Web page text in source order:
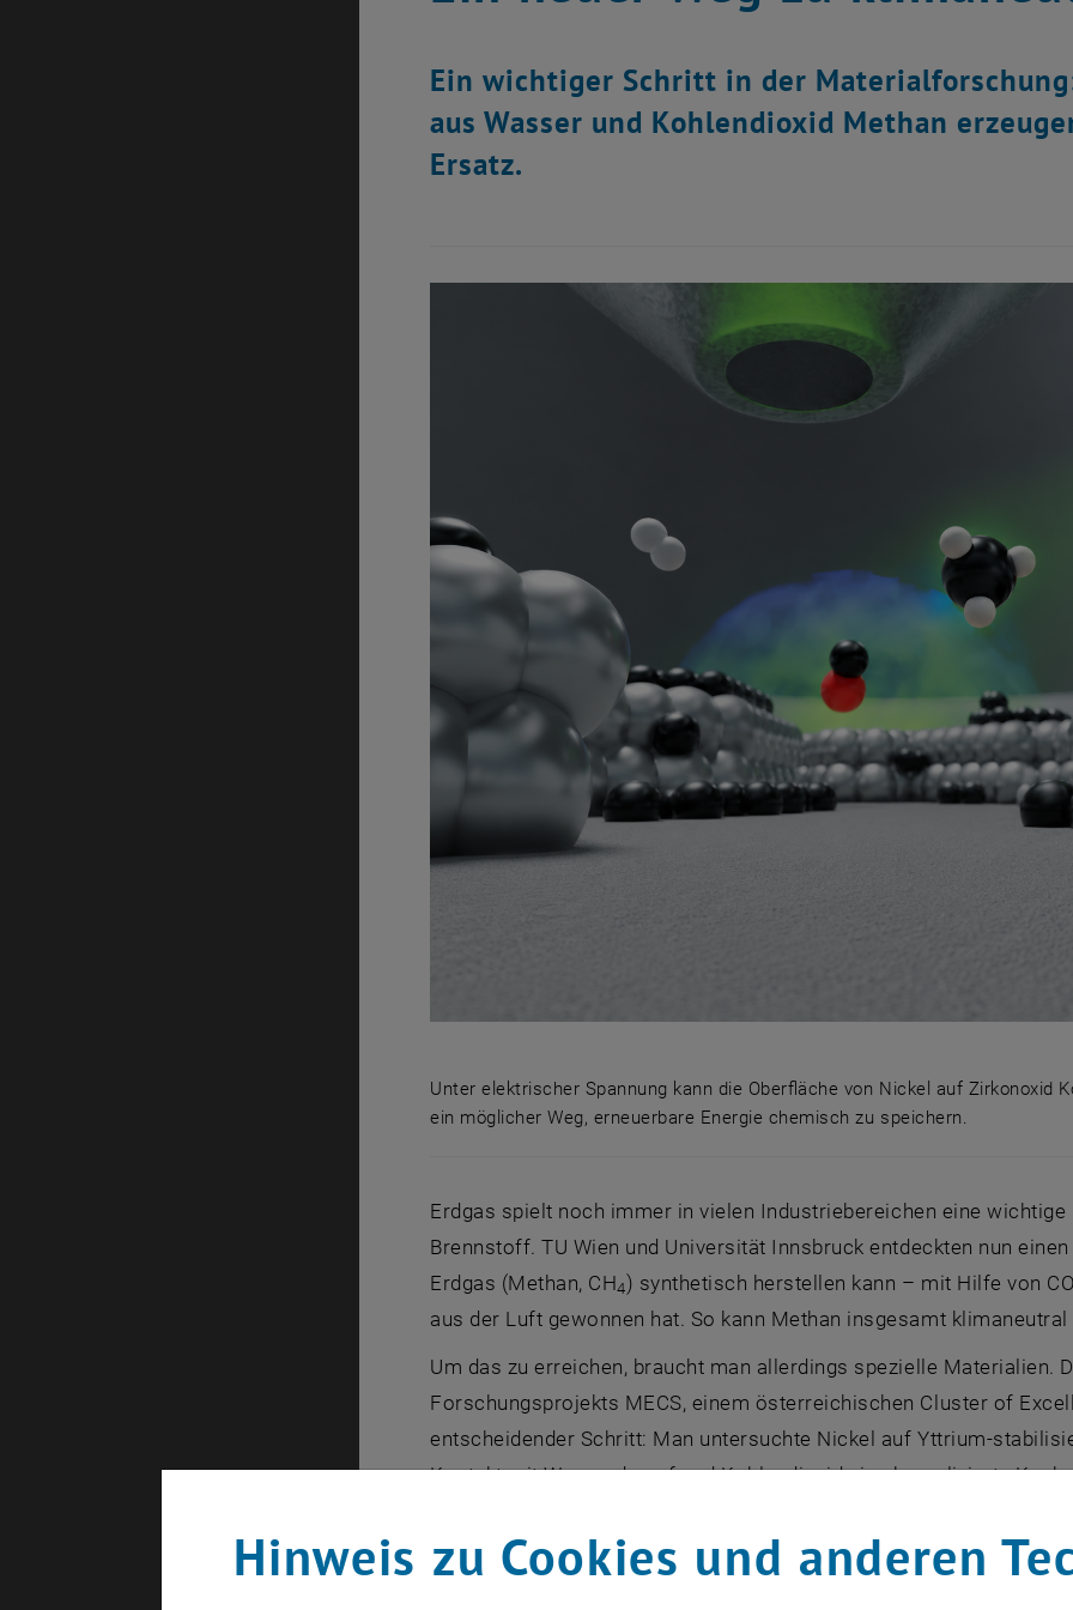
Ein wichtiger Schritt in der
aus Wasser und Kohlendioxid Methan
Ersatz.
Unter elektrischer Spannung kann die Oberfläche von Nickel auf Zirkonoxid
ein möglicher Weg, erneuerbare Energie chemisch zu speichern.
Erdgas spielt noch immer in vielen Industriebereichen eine
Brennstoff. TU Wien und Universität Innsbruck entdeckten nun
Erdgas (Methan, CH4) synthetisch herstellen kann – mit Hilfe von
aus der Luft gewonnen hat. So kann Methan insgesamt klimaneutral
Um das zu erreichen, braucht man allerdings spezielle Materialien.
Forschungsprojekts MECS, einem österreichischen Cluster of
entscheidender Schritt: Man untersuchte Nickel auf Yttrium-
Kontakt mit Wasserdampf und Kohlendioxid eine komplizierte
Hinweis zu Cookies und anderen